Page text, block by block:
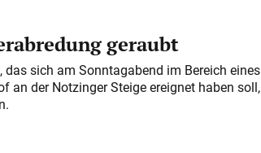
geraubt
sich am Sonntagabend im Bereich eines
an der Notzinger Steige ereignet haben soll,